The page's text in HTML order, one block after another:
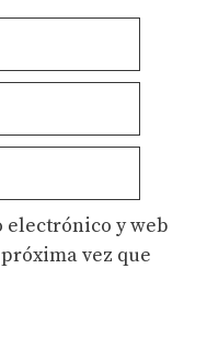
electrónico y web
vez que